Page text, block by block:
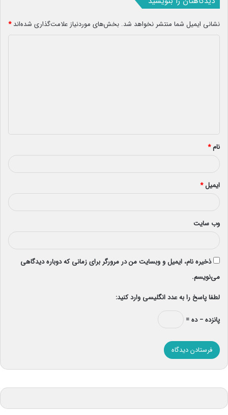
نشانی ایمیل شما منتشر نخواهد شد. بخش‌های موردنیاز علامت‌گذاری شده‌اند*
*
نام*
ایمیل*
وب‌ سایت
ذخیره نام، ایمیل و وبسایت من در مرورگر برای زمانی که دوباره دیدگاهی
می‌نویسم.
لطفا پاسخ را به عدد انگلیسی وارد کنید:
پانزده − ده =